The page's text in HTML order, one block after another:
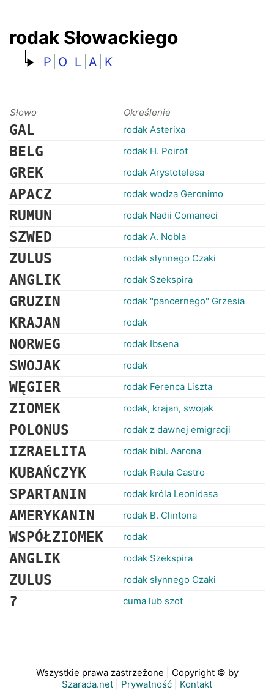
rodak Słowackiego
P O L A K
Słowo Określenie
GAL rodak Asterixa
BELG rodak H. Poirot
GREK rodak Arystotelesa
APACZ rodak wodza Geronimo
RUMUN rodak Nadii Comaneci
SZWED rodak A. Nobla
ZULUS rodak słynnego Czaki
ANGLIK rodak Szekspira
GRUZIN rodak "pancernego" Grzesia
KRAJAN rodak
NORWEG rodak Ibsena
SWOJAK rodak
WĘGIER rodak Ferenca Liszta
ZIOMEK rodak, krajan, swojak
POLONUS rodak z dawnej emigracji
IZRAELITA rodak bibl. Aarona
KUBAŃCZYK rodak Raula Castro
SPARTANIN rodak króla Leonidasa
AMERYKANIN rodak B. Clintona
WSPÓŁZIOMEK rodak
ANGLIK rodak Szekspira
ZULUS rodak słynnego Czaki
? cuma lub szot
Wszystkie prawa zastrzeżone | Copyright © by
Szarada.net
Prywatność Kontakt